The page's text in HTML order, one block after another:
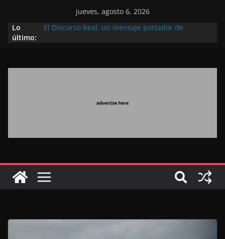
jueves, agosto 6, 2026
Lo
último:
El Discurso Real, un mensaje portador de
Extranjero: al servicio de los grandes proyectos de
Marruecos gracias a una visión estratégica
destinada a consolidar la posición de Marruecos
en una economía mundial competitiva (politólogo
marroquí-estadounidense)